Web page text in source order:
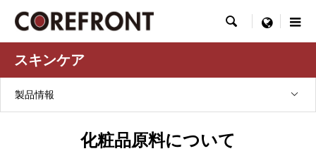
 menu
スキンケア
製品情報
化粧品原料について